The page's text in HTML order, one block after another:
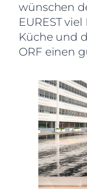
wünschen
EUREST
Küche und
ORF einen